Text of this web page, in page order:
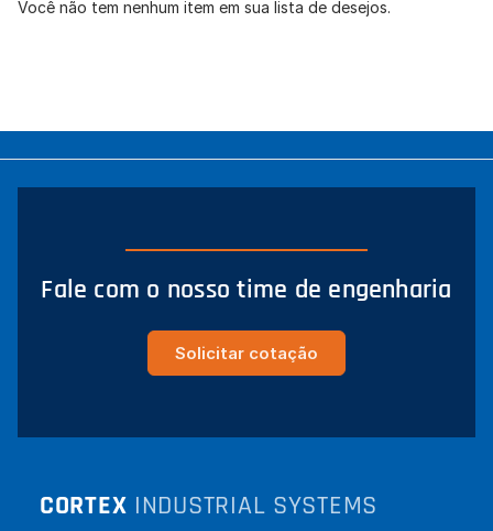
Você não tem nenhum item em sua lista de desejos.
Fale com o nosso time de engenharia
Solicitar cotação
CORTEX INDUSTRIAL SYSTEMS
Iniciar conversa